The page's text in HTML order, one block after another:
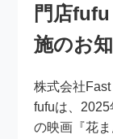
門店
施のお
株式会社
fufuは、
の映画『花